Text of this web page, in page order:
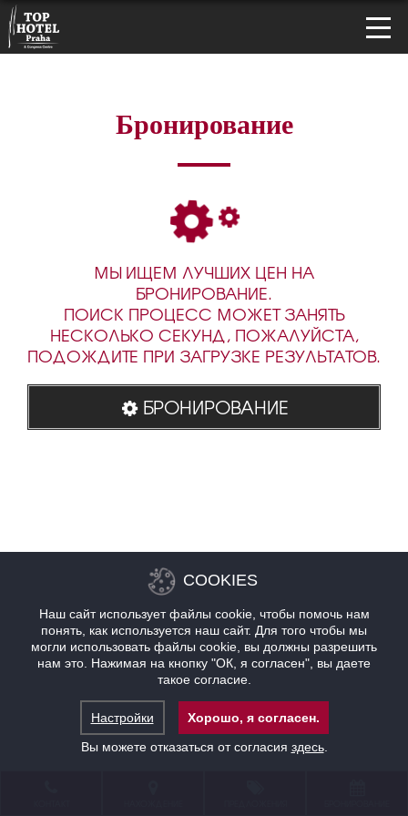
Бронирование
МЫ ИЩЕМ ЛУЧШИХ ЦЕН НА
БРОНИРОВАНИЕ.
ПОИСК ПРОЦЕСС МОЖЕТ ЗАНЯТЬ
НЕСКОЛЬКО СЕКУНД, ПОЖАЛУЙСТА,
ПОДОЖДИТЕ ПРИ ЗАГРУЗКЕ РЕЗУЛЬТАТОВ.
БРОНИРОВАНИЕ
COOKIES
Наш сайт использует файлы cookie, чтобы помочь нам
понять, как используется наш сайт. Для того чтобы мы
могли использовать файлы cookie, вы должны разрешить
нам это. Нажимая на кнопку "ОК, я согласен", вы даете
такое согласие.
Настройки
Хорошо, я согласен.
Вы можете отказаться от согласия здесь.